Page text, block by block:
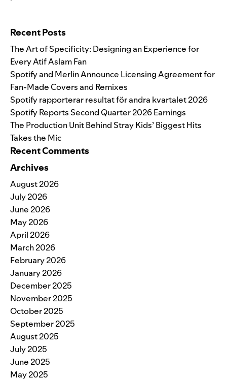
Recent Posts
The Art of Specificity: Designing an Experience for
Every Atif Aslam Fan
Spotify and Merlin Announce Licensing Agreement for
Fan-Made Covers and Remixes
Spotify rapporterar resultat för andra kvartalet 2026
Spotify Reports Second Quarter 2026 Earnings
The Production Unit Behind Stray Kids’ Biggest Hits
Takes the Mic
Recent Comments
Archives
August 2026
July 2026
June 2026
May 2026
April 2026
March 2026
February 2026
January 2026
December 2025
November 2025
October 2025
September 2025
August 2025
July 2025
June 2025
May 2025